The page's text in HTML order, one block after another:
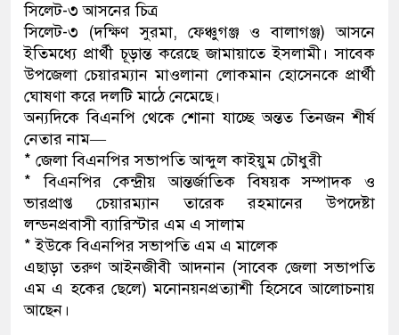
সিলেট-৩ আসনের চিত্র
সিলেট-৩ (দক্ষিণ সুরমা, ফেঞ্চুগঞ্জ ও বালাগঞ্জ) আসনে
ইতিমধ্যে প্রার্থী চূড়ান্ত করেছে জামায়াতে ইসলামী। সাবেক
উপজেলা চেয়ারম্যান মাওলানা লোকমান হোসেনকে প্রার্থী
ঘোষণা করে দলটি মাঠে নেমেছে।
অন্যদিকে বিএনপি থেকে শোনা যাচ্ছে অন্তত তিনজন শীর্ষ
নেতার নাম—
* জেলা বিএনপির সভাপতি আব্দুল কাইয়ুম চৌধুরী
* বিএনপির কেন্দ্রীয় আন্তর্জাতিক বিষয়ক সম্পাদক ও
ভারপ্রাপ্ত চেয়ারম্যান তারেক রহমানের উপদেষ্টা
লন্ডনপ্রবাসী ব্যারিস্টার এম এ সালাম
* ইউকে বিএনপির সভাপতি এম এ মালেক
এছাড়া তরুণ আইনজীবী আদনান (সাবেক জেলা সভাপতি
এম এ হকের ছেলে) মনোনয়নপ্রত্যাশী হিসেবে আলোচনায়
আছেন।